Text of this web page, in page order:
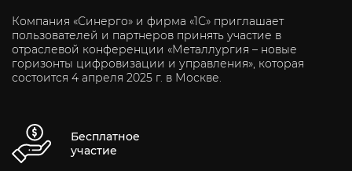
Компания «Синерго» и фирма «1С» приглашает
пользователей и партнеров принять участие в
отраслевой конференции «Металлургия – новые
горизонты цифровизации и управления», которая
состоится 4 апреля 2025 г. в Москве.
Бесплатное
участие